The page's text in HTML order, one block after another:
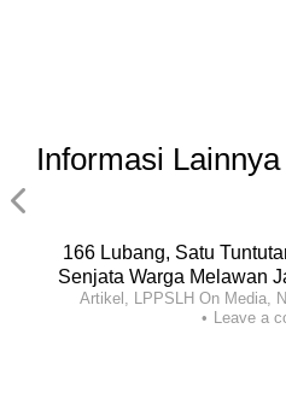
Informasi Lainnya
166 Lubang, Satu
Senjata Warga Melawan
Artikel , LPPSLH On Media,
Leave a